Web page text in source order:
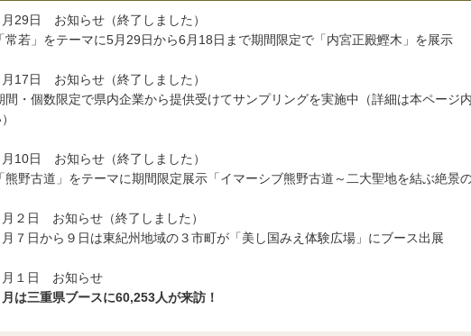
月29日 お知らせ（終了しました）
若」をテーマに5月29日から6月18日まで期間限定で「内宮正殿鰹木」を展示
月17日 お知らせ（終了しました）
・個数限定で県内企業から提供受けてサンプリングを実施中（詳細は本ページ
月10日 お知らせ（終了しました）
野古道」をテーマに期間限定展示「イマーシブ熊野古道～二大聖地を結ぶ絶景
月２日 お知らせ（終了しました）
７日から９日は東紀州地域の３市町が「美し国みえ体験広場」にブース出展
月１日 お知らせ
月は三重県ブースに60,253人が来訪！